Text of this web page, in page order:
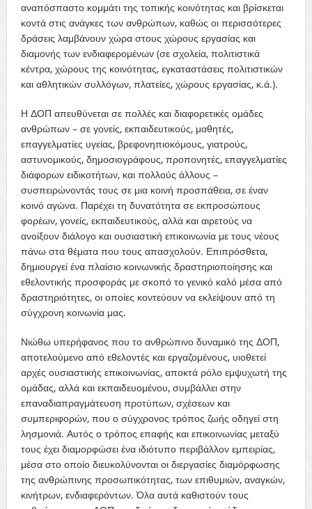
αναπόσπαστο κομμάτι της τοπικής κοινότητας και βρίσκεται
κοντά στις ανάγκες των ανθρώπων, καθώς οι περισσότερες
δράσεις λαμβάνουν χώρα στους χώρους εργασίας και
διαμονής των ενδιαφερομένων (σε σχολεία, πολιτιστικά
κέντρα, χώρους της κοινότητας, εγκαταστάσεις πολιτιστικών
και αθλητικών συλλόγων, πλατείες, χώρους εργασίας, κ.ά.).
Η ΔΟΠ απευθύνεται σε πολλές και διαφορετικές ομάδες
ανθρώπων – σε γονείς, εκπαιδευτικούς, μαθητές,
επαγγελματίες υγείας, βρεφονηπιοκόμους, γιατρούς,
αστυνομικούς, δημοσιογράφους, προπονητές, επαγγελματίες
διάφορων ειδικοτήτων, και πολλούς άλλους –
συσπειρώνοντάς τους σε μια κοινή προσπάθεια, σε έναν
κοινό αγώνα. Παρέχει τη δυνατότητα σε εκπροσώπους
φορέων, γονείς, εκπαιδευτικούς, αλλά και αιρετούς να
ανοίξουν διάλογο και ουσιαστική επικοινωνία με τους νέους
πάνω στα θέματα που τους απασχολούν. Επιπρόσθετα,
δημιουργεί ένα πλαίσιο κοινωνικής δραστηριοποίησης και
εθελοντικής προσφοράς με σκοπό το γενικό καλό μέσα από
δραστηριότητες, οι οποίες κοντεύουν να εκλείψουν από τη
σύγχρονη κοινωνία μας.
Νιώθω υπερήφανος που το ανθρώπινο δυναμικό της ΔΟΠ,
αποτελούμενο από εθελοντές και εργαζομένους, υιοθετεί
αρχές ουσιαστικής επικοινωνίας, αποκτά ρόλο εμψυχωτή της
ομάδας, αλλά και εκπαιδευομένου, συμβάλλει στην
επαναδιαπραγμάτευση προτύπων, σχέσεων και
συμπεριφορών, που ο σύγχρονος τρόπος ζωής οδηγεί στη
λησμονιά. Αυτός ο τρόπος επαφής και επικοινωνίας μεταξύ
τους έχει διαμορφώσει ένα ιδιότυπο περιβάλλον εμπειρίας,
μέσα στο οποίο διευκολύνονται οι διεργασίες διαμόρφωσης
της ανθρώπινης προσωπικότητας, των επιθυμιών, αναγκών,
κινήτρων, ενδιαφερόντων. Όλα αυτά καθιστούν τους